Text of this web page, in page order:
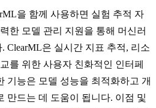
을 함께 사용하면 실험 추적 자
한 모델 관리 지원을 통해 머신러
ClearML은 실시간 지표 추적, 리소
를 위한 사용자 친화적인 인터페
기능은 모델 성능을 최적화하고 개
만드는 데 도움이 됩니다. 이점 및